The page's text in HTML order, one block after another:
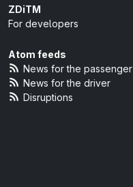
ZDiTM
For developers
Atom feeds
News for the passenger
News for the driver
Disruptions